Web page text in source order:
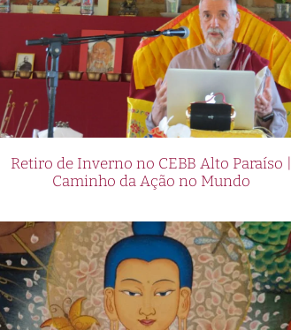
Retiro de Inverno no CEBB Alto Paraíso |
Caminho da Ação no Mundo